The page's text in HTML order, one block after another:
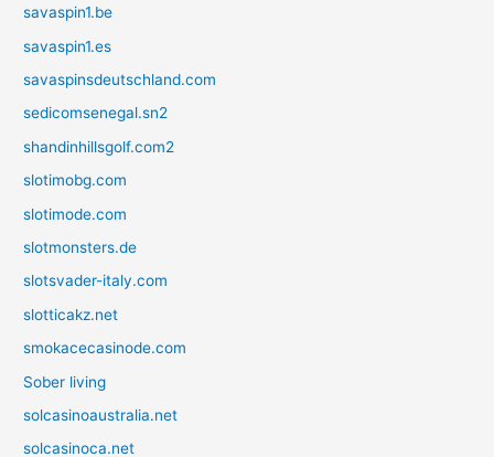
savaspin1.be
savaspin1.es
savaspinsdeutschland.com
sedicomsenegal.sn2
shandinhillsgolf.com2
slotimobg.com
slotimode.com
slotmonsters.de
slotsvader-italy.com
slotticakz.net
smokacecasinode.com
Sober living
solcasinoaustralia.net
solcasinoca.net